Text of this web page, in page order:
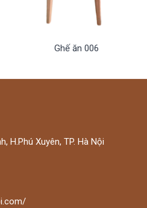
Ghế ăn 006
H.Phú Xuyên, TP. Hà Nội